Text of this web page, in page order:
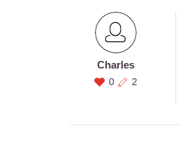
Charles
0 2